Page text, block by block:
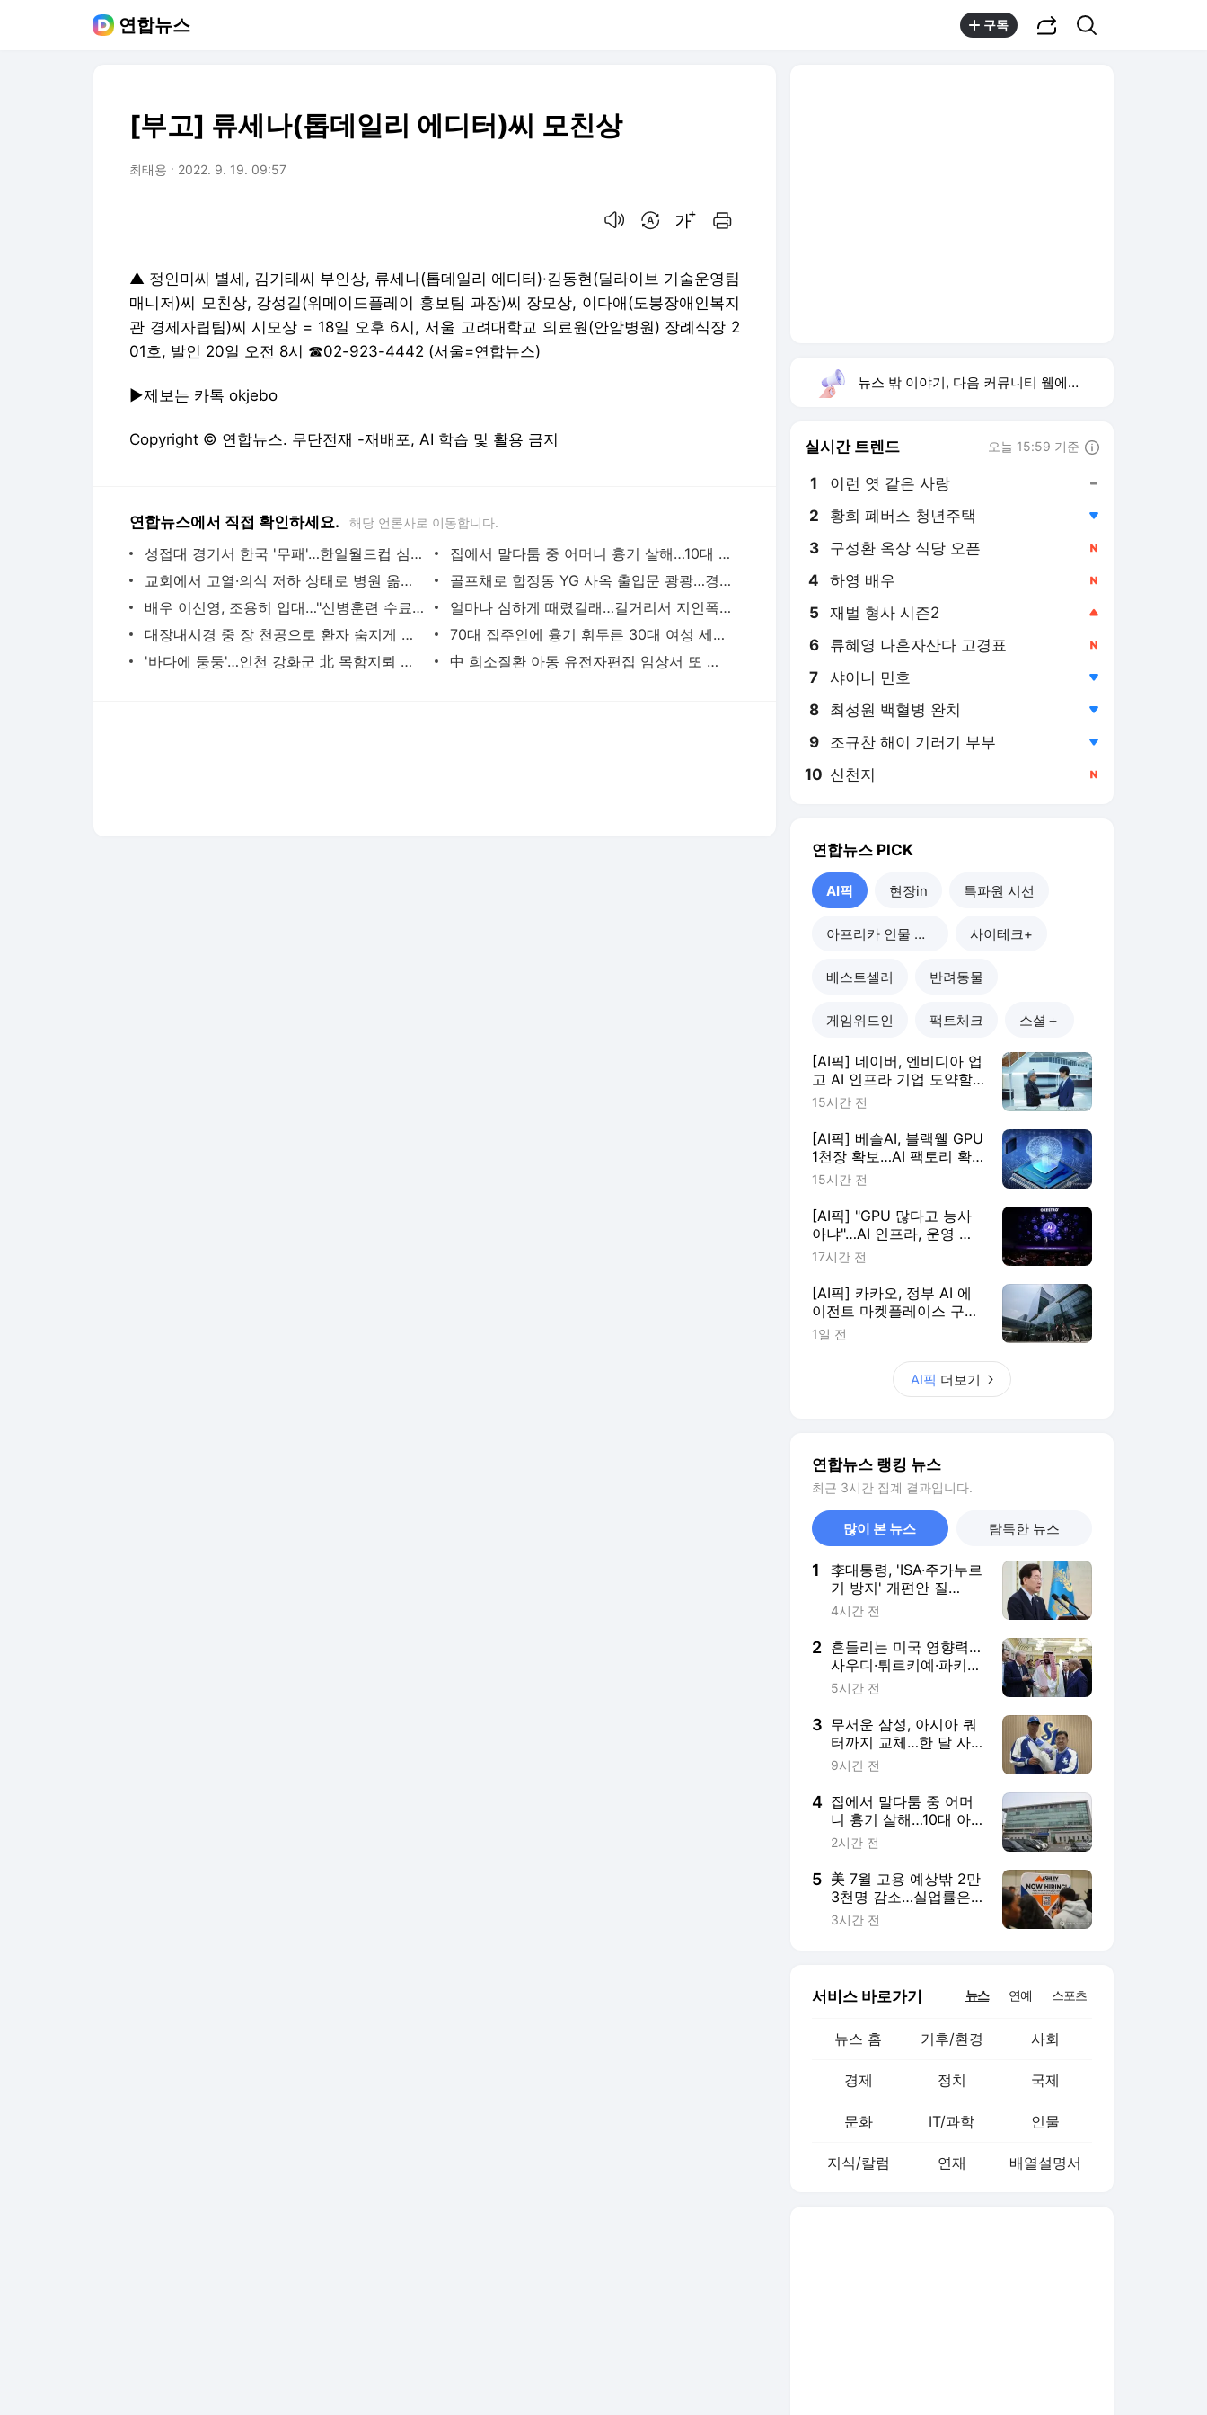
연합뉴스 구독
[부고] 류세나(톱데일리 에디터)씨 모친상
최태용 2022. 9. 19. 09:57
▲ 정인미씨 별세, 김기태씨 부인상, 류세나(톱데일리 에디터)·김동현(딜라이브 기술운영팀
매니저)씨 모친상, 강성길(위메이드플레이 홍보팀 과장)씨 장모상, 이다애(도봉장애인복지
관 경제자립팀)씨 시모상 = 18일 오후 6시, 서울 고려대학교 의료원(안암병원) 장례식장 2
01호, 발인 20일 오전 8시 ☎02-923-4442 (서울=연합뉴스)
▶제보는 카톡 okjebo
Copyright © 연합뉴스. 무단전재 -재배포, AI 학습 및 활용 금지
연합뉴스에서 직접 확인하세요. 해당 언론사로 이동합니다.
성접대 경기서 한국 '무패'…한일월드컵 심판매수설 재점화될 듯 | 연합뉴스
집에서 말다툼 중 어머니 흉기 살해…10대 아들 체포 | 연합뉴스
교회에서 고열·의식 저하 상태로 병원 옮겨진 어린이 사망 | 연합뉴스
골프채로 합정동 YG 사옥 출입문 쾅쾅…경찰, 20대 여성 체포 | 연합뉴스
배우 이신영, 조용히 입대…"신병훈련 수료, 군 생활 집중" | 연합뉴스
얼마나 심하게 때렸길래…길거리서 지인폭행 50대 살인미수 혐의 | 연합뉴스
대장내시경 중 장 천공으로 환자 숨지게 한 의사 2심도 집행유예 | 연합뉴스
70대 집주인에 흉기 휘두른 30대 여성 세입자 체포 | 연합뉴스
'바다에 둥둥'…인천 강화군 北 목함지뢰 주의보 | 연합뉴스
中 희소질환 아동 유전자편집 임상서 또 숨져…안전성 논란 확산 | 연합뉴스
뉴스 밖 이야기, 다음 커뮤니티 웹에서 보기
실시간 트렌드 오늘 15:59 기준
1 이런 엿 같은 사랑
3 구성환 옥상 식당 오픈
4 하영 배우
5 재벌 형사 시즌2
6 류혜영 나혼자산다 고경표
7 샤이니 민호
8 최성원 백혈병 완치
9 조규찬 해이 기러기 부부
10 신천지
연합뉴스 PICK
AI픽 현장in 특파원 시선
아프리카 인물 열전 사이테크+
베스트셀러 반려동물
게임위드인 팩트체크 소셜＋
[AI픽] 네이버, 엔비디아 업
고 AI 인프라 기업 도약할
까
15시간 전
[AI픽] 베슬AI, 블랙웰 GPU
1천장 확보…AI 팩토리 확
장
15시간 전
[AI픽] "GPU 많다고 능사
아냐"…AI 인프라, 운영 효
율이 판가름
17시간 전
[AI픽] 카카오, 정부 AI 에
이전트 마켓플레이스 구축
한다
1일 전
AI픽 더보기
연합뉴스 랭킹 뉴스
최근 3시간 집계 결과입니다.
많이 본 뉴스 탐독한 뉴스
1
李대통령, 'ISA·주가누르
기 방지' 개편안 질
타…"전면 재검토"
4시간 전
2 흔들리는 미국 영향력…
사우디·튀르키예·파키스
탄, 공동방위조약
5시간 전
3 무서운 삼성, 아시아 쿼
터까지 교체…한 달 사
이 외인 3명 영입
9시간 전
4 집에서 말다툼 중 어머
니 흉기 살해…10대 아
들 체포
2시간 전
5 美 7월 고용 예상밖 2만
3천명 감소…실업률은
4.1%로 떨어져(종합)
3시간 전
서비스 바로가기 뉴스 연예 스포츠
뉴스 홈 기후/환경 사회
경제 정치 국제
문화 IT/과학 인물
지식/칼럼 연재 배열설명서